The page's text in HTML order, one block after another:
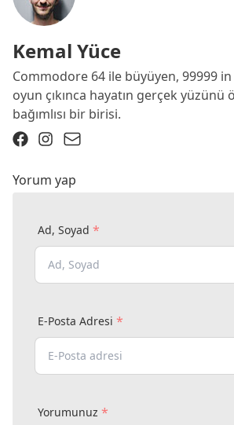
Kemal Yüce
Commodore 64 ile büyüyen, 99999
oyun çıkınca hayatın gerçek
bağımlısı bir birisi.
Yorum yap
Ad, Soyad *
E-Posta Adresi *
Yorumunuz *